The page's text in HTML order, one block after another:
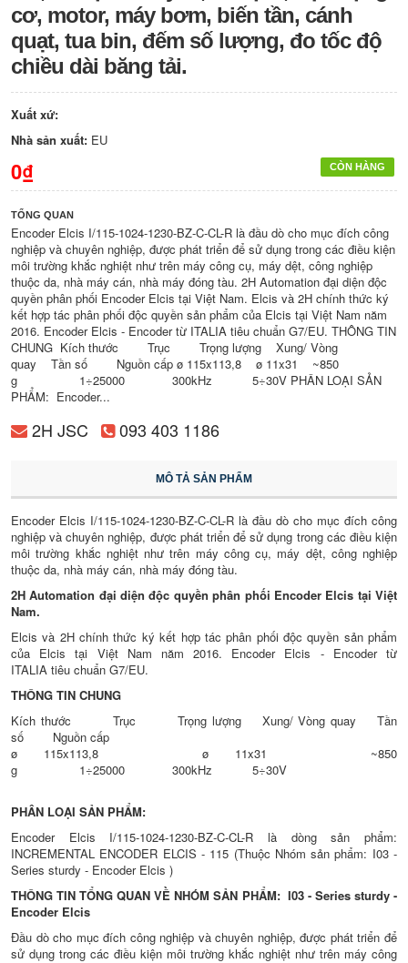
cơ, motor, máy bơm, biến tần, cánh
quạt, tua bin, đếm số lượng, đo tốc độ
chiều dài băng tải.
Xuất xứ:
Nhà sản xuất: EU
CÒN HÀNG
0₫
TỔNG QUAN
Encoder Elcis I/115-1024-1230-BZ-C-CL-R là đầu dò cho mục đích công
nghiệp và chuyên nghiệp, được phát triển để sử dụng trong các điều kiện
môi trường khắc nghiệt như trên máy công cụ, máy dệt, công nghiệp
thuộc da, nhà máy cán, nhà máy đóng tàu. 2H Automation đại diện độc
quyền phân phối Encoder Elcis tại Việt Nam. Elcis và 2H chính thức ký
kết hợp tác phân phối độc quyền sản phẩm của Elcis tại Việt Nam năm
2016. Encoder Elcis - Encoder từ ITALIA tiêu chuẩn G7/EU. THÔNG TIN
CHUNG Kích thước Trục Trọng lượng Xung/ Vòng
quay Tần số Nguồn cấp ø 115x113,8 ø 11x31 ~850
g 1÷25000 300kHz 5÷30V PHÂN LOẠI SẢN
PHẨM: Encoder...
2H JSC 093 403 1186
MÔ TẢ SẢN PHẨM
Encoder Elcis I/115-1024-1230-BZ-C-CL-R là đầu dò cho mục đích công
nghiệp và chuyên nghiệp, được phát triển để sử dụng trong các điều kiện
môi trường khắc nghiệt như trên máy công cụ, máy dệt, công nghiệp
thuộc da, nhà máy cán, nhà máy đóng tàu.
2H Automation đại diện độc quyền phân phối Encoder Elcis tại Việt
Nam.
Elcis và 2H chính thức ký kết hợp tác phân phối độc quyền sản phẩm
của Elcis tại Việt Nam năm 2016. Encoder Elcis - Encoder từ
ITALIA tiêu chuẩn G7/EU.
THÔNG TIN CHUNG
Kích thước Trục Trọng lượng Xung/ Vòng quay Tần
số Nguồn cấp
ø 115x113,8 ø 11x31 ~850
g 1÷25000 300kHz 5÷30V
PHÂN LOẠI SẢN PHẨM:
Encoder Elcis I/115-1024-1230-BZ-C-CL-R là dòng sản phẩm:
INCREMENTAL ENCODER ELCIS - 115 (Thuộc Nhóm sản phẩm: I03 -
Series sturdy - Encoder Elcis )
THÔNG TIN TỔNG QUAN VỀ NHÓM SẢN PHẨM: I03 - Series sturdy -
Encoder Elcis
Đầu dò cho mục đích công nghiệp và chuyên nghiệp, được phát triển để
sử dụng trong các điều kiện môi trường khắc nghiệt như trên máy công